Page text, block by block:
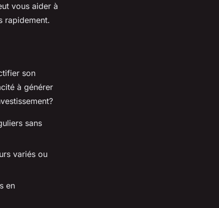
vous aider à
rapidement.
son
à générer
sans
variés ou
en